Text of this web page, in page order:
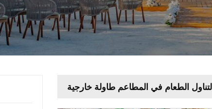
الطعام في المطاعم طاولة خارجية